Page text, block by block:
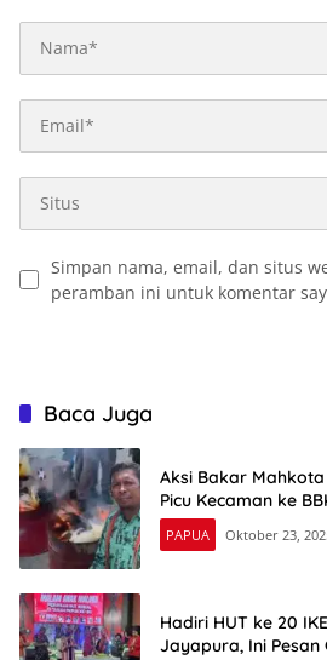
Simpan nama, email, dan situs
peramban ini untuk komentar
Baca Juga
Aksi Bakar
Picu Kecaman ke
PAPUA Oktober 23,
Hadiri HUT ke 20
Jayapura, Ini Pesan